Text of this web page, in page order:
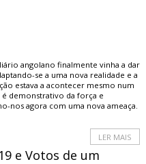
angolano finalmente vinha a dar
se a uma nova realidade e a
estava a acontecer mesmo num
demonstrativo da força e
LER MAIS
e Votos de um